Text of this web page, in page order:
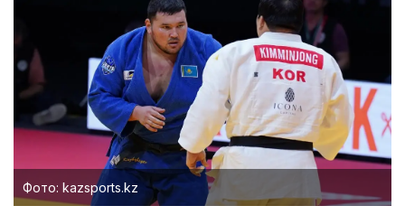
Фото: kazsports.kz